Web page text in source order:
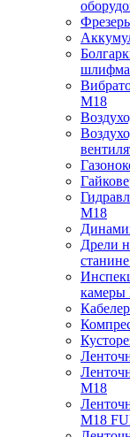
M18
M18
Дрели
камеры
M18
M18